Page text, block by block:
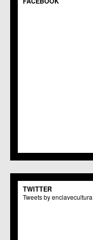
C.C.S. La Paz
C.M. El Carmen
Centros Culturales
C.C. Puertas de Castilla
TWITTER
Tweets by enclavecultura